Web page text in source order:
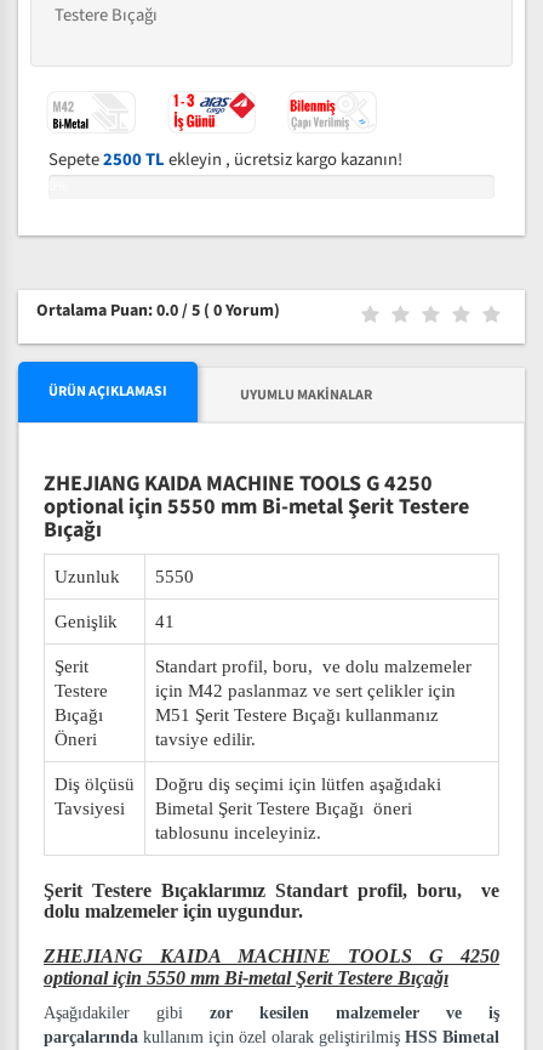
Testere Bıçağı
Sepete2500 TLekleyin , ücretsiz kargo kazanın!
Ortalama Puan: 0.0 / 5 ( 0 Yorum)
ÜRÜN AÇIKLAMASI UYUMLU MAKINALAR
ZHEJIANG KAIDA MACHINE TOOLS G 4250
optional için 5550 mm Bi-metal Şerit Testere
Bıçağı
Uzunluk 5550
Genişlik 41
Şerit
Testere
Bıçağı
Öneri
Standart profil, boru, ve dolu malzemeler
için M42 paslanmaz ve sert çelikler için
M51 Şerit Testere Bıçağı kullanmanız
tavsiye edilir.
Diş ölçüsü
Tavsiyesi
Doğru diş seçimi için lütfen aşağıdaki
Bimetal Şerit Testere Bıçağı öneri
tablosunu inceleyiniz.
Şerit Testere Bıçaklarımız Standart profil, boru, ve
dolu malzemeler için uygundur.
ZHEJIANG KAIDA MACHINE TOOLS G 4250
optional için 5550 mm Bi-metal Şerit Testere Bıçağı
Aşağıdakiler gibi zor kesilen malzemeler ve iş
parçalarında kullanım için özel olarak geliştirilmiş HSS Bimetal